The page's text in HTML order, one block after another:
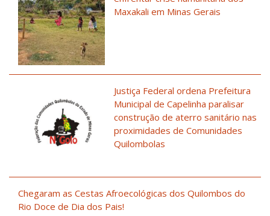
Maxakali em Minas Gerais
Justiça Federal ordena Prefeitura
Municipal de Capelinha paralisar
construção de aterro sanitário nas
proximidades de Comunidades
Quilombolas
Chegaram as Cestas Afroecológicas dos Quilombos do
Rio Doce de Dia dos Pais!